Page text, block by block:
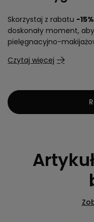
Skorzystaj z rabatu -15%
doskonały moment,
pielęgnacyjno-
Czytaj więcej